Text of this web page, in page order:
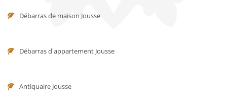
Débarras de maison Jousse
Débarras d'appartement Jousse
Antiquaire Jousse